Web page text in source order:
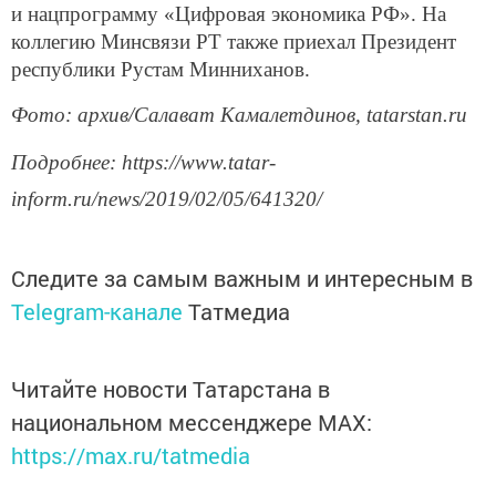
и нацпрограмму «Цифровая экономика РФ». На
коллегию Минсвязи РТ также приехал Президент
республики Рустам Минниханов.
Фото: архив/Салават Камалетдинов, tatarstan.ru
Подробнее: https://www.tatar-
inform.ru/news/2019/02/05/641320/
Следите за самым важным и интересным в
Telegram-канале Татмедиа
Читайте новости Татарстана в
национальном мессенджере MАХ:
https://max.ru/tatmedia